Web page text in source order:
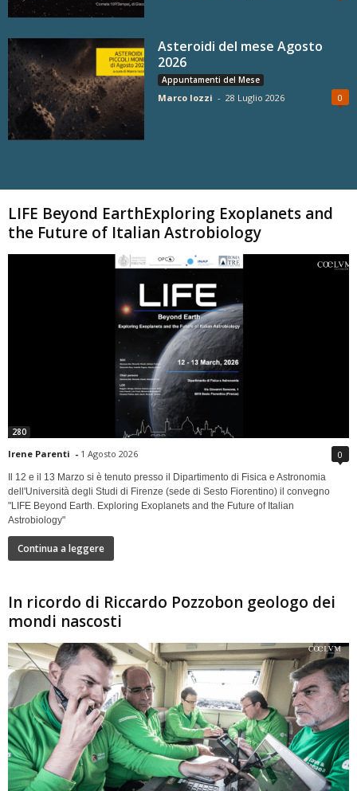
Asteroidi del mese Agosto
2026
Appuntamenti del Mese
Marco Iozzi - 28 Luglio 2026 0
LIFE Beyond EarthExploring Exoplanets and
the Future of Italian Astrobiology
280
Irene Parenti - 1 Agosto 2026 0
Il 12 e il 13 Marzo si è tenuto presso il Dipartimento di Fisica e Astronomia
dell'Università degli Studi di Firenze (sede di Sesto Fiorentino) il convegno
"LIFE Beyond Earth. Exploring Exoplanets and the Future of Italian
Astrobiology"
Continua a leggere
In ricordo di Riccardo Pozzobon geologo dei
mondi nascosti